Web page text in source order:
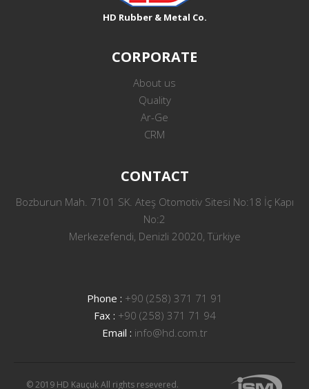
HD Rubber & Metal Co.
CORPORATE
About us
Quality
Ar-Ge
CRM
CONTACT
Bozburun Mah. 7101 SK. Ateş Otomotiv Sitesi No:18 İç Kapı
No:2
Merkezefendi, Denizli 20020, Türkiye
Phone : +90 (258) 371 71 91
Fax : +90 (258) 371 71 94
Email : info@hd.com.tr
© 2019 HD Kauçuk All rights resevered.